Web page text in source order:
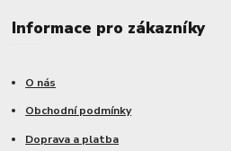
Informace pro zákazníky
O nás
Obchodní podmínky
Doprava a platba